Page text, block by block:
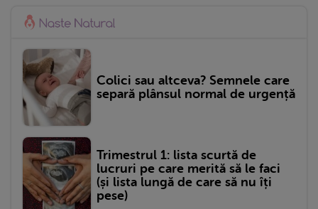
Colici sau altceva? Semnele care
separă plânsul normal de urgență
Trimestrul 1: lista scurtă de
lucruri pe care merită să le faci
(și lista lungă de care să nu îți
pese)